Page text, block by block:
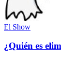
El Show
¿Quién es